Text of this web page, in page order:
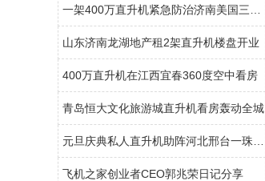
山东济南龙湖地产租2架直升机楼盘开业
400万直升机在江西宜春360度空中看房
青岛恒大文化旅游城直升机看房轰动全城
飞机之家创业者CEO郭兆荣日记分享